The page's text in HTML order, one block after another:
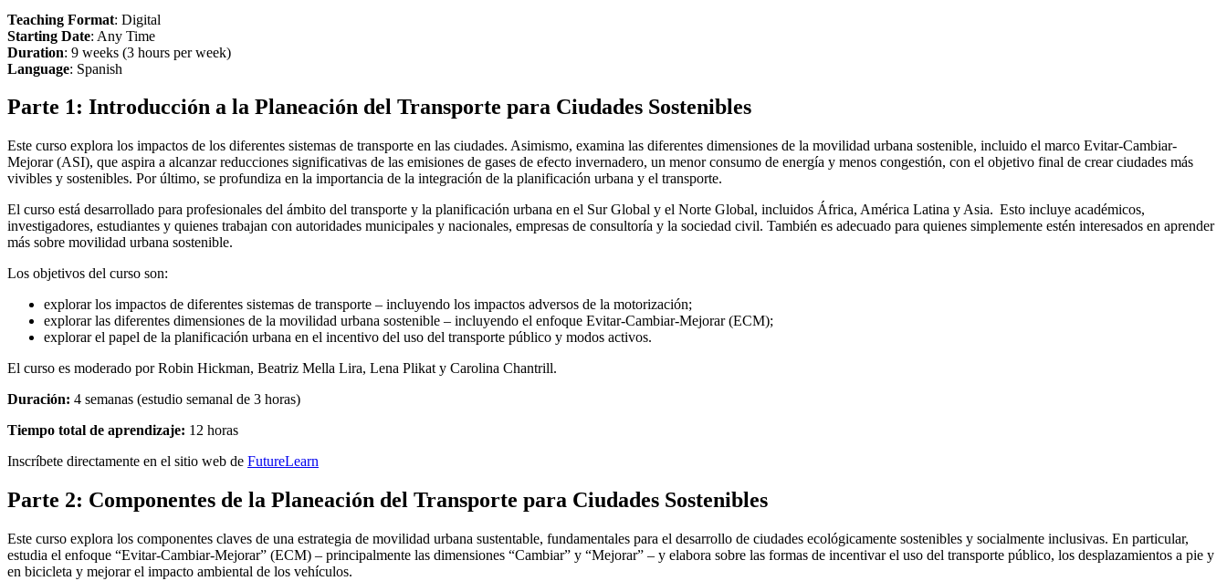
Teaching Format: Digital
Starting Date: Any Time
Duration: 9 weeks (3 hours per week)
Language: Spanish
Parte 1: Introducción a la Planeación del Transporte para Ciudades Sostenibles
Este curso explora los impactos de los diferentes sistemas de transporte en las ciudades. Asimismo, examina las diferentes dimensiones de la movilidad urbana sostenible, incluido el marco Evitar-Cambiar-
Mejorar (ASI), que aspira a alcanzar reducciones significativas de las emisiones de gases de efecto invernadero, un menor consumo de energía y menos congestión, con el objetivo final de crear ciudades más
vivibles y sostenibles. Por último, se profundiza en la importancia de la integración de la planificación urbana y el transporte.
El curso está desarrollado para profesionales del ámbito del transporte y la planificación urbana en el Sur Global y el Norte Global, incluidos África, América Latina y Asia. Esto incluye académicos,
investigadores, estudiantes y quienes trabajan con autoridades municipales y nacionales, empresas de consultoría y la sociedad civil. También es adecuado para quienes simplemente estén interesados en aprender
más sobre movilidad urbana sostenible.
Los objetivos del curso son:
explorar los impactos de diferentes sistemas de transporte – incluyendo los impactos adversos de la motorización;
explorar las diferentes dimensiones de la movilidad urbana sostenible – incluyendo el enfoque Evitar-Cambiar-Mejorar (ECM);
explorar el papel de la planificación urbana en el incentivo del uso del transporte público y modos activos.
El curso es moderado por Robin Hickman, Beatriz Mella Lira, Lena Plikat y Carolina Chantrill.
Duración: 4 semanas (estudio semanal de 3 horas)
Tiempo total de aprendizaje: 12 horas
Inscríbete directamente en el sitio web de FutureLearn
Parte 2: Componentes de la Planeación del Transporte para Ciudades Sostenibles
Este curso explora los componentes claves de una estrategia de movilidad urbana sustentable, fundamentales para el desarrollo de ciudades ecológicamente sostenibles y socialmente inclusivas. En particular,
estudia el enfoque “Evitar-Cambiar-Mejorar” (ECM) – principalmente las dimensiones “Cambiar” y “Mejorar” – y elabora sobre las formas de incentivar el uso del transporte público, los desplazamientos a pie y
en bicicleta y mejorar el impacto ambiental de los vehículos.